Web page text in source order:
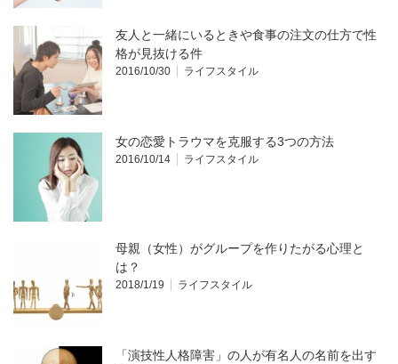
友人と一緒にいるときや食事の注文の仕方で性
格が見抜ける件
2016/10/30 ライフスタイル
女の恋愛トラウマを克服する3つの方法
2016/10/14 ライフスタイル
母親（女性）がグループを作りたがる心理と
は？
2018/1/19 ライフスタイル
「演技性人格障害」の人が有名人の名前を出す